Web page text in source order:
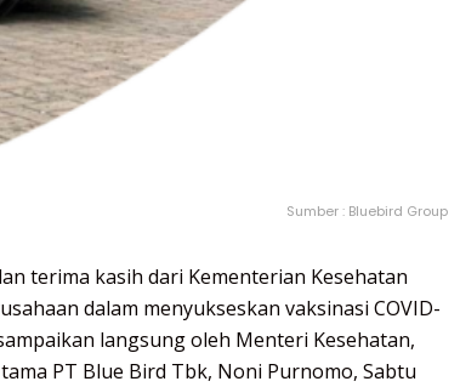
Sumber : Bluebird Group
terima kasih dari Kementerian Kesehatan
dalam menyukseskan vaksinasi COVID-
langsung oleh Menteri Kesehatan,
PT Blue Bird Tbk, Noni Purnomo, Sabtu